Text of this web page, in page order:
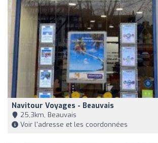
Navitour Voyages - Beauvais
25,3km, Beauvais
Voir l'adresse et les coordonnées